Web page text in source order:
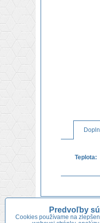
Teplota:
Predvoľby
Cookies používame na